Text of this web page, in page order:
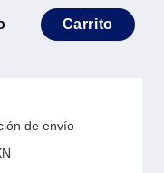
Carrito
con
de envío